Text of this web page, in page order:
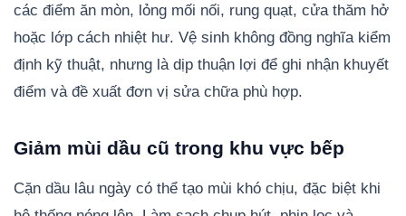
các điểm ăn mòn, lỏng mối nối, rung quạt, cửa thăm hở
hoặc lớp cách nhiệt hư. Vệ sinh không đồng nghĩa kiểm
định kỹ thuật, nhưng là dịp thuận lợi để ghi nhận khuyết
điểm và đề xuất đơn vị sửa chữa phù hợp.
Giảm mùi dầu cũ trong khu vực bếp
Cặn dầu lâu ngày có thể tạo mùi khó chịu, đặc biệt khi